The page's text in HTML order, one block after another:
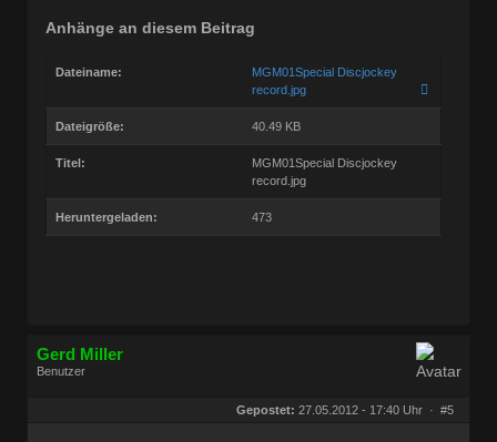
Anhänge an diesem Beitrag
Dateiname:
MGM01Special Discjockey
record.jpg
Dateigröße: 40.49 KB
Titel:
MGM01Special Discjockey
record.jpg
Heruntergeladen: 473
Gerd Miller
Benutzer
Gepostet: 27.05.2012 - 17:40 Uhr · #5